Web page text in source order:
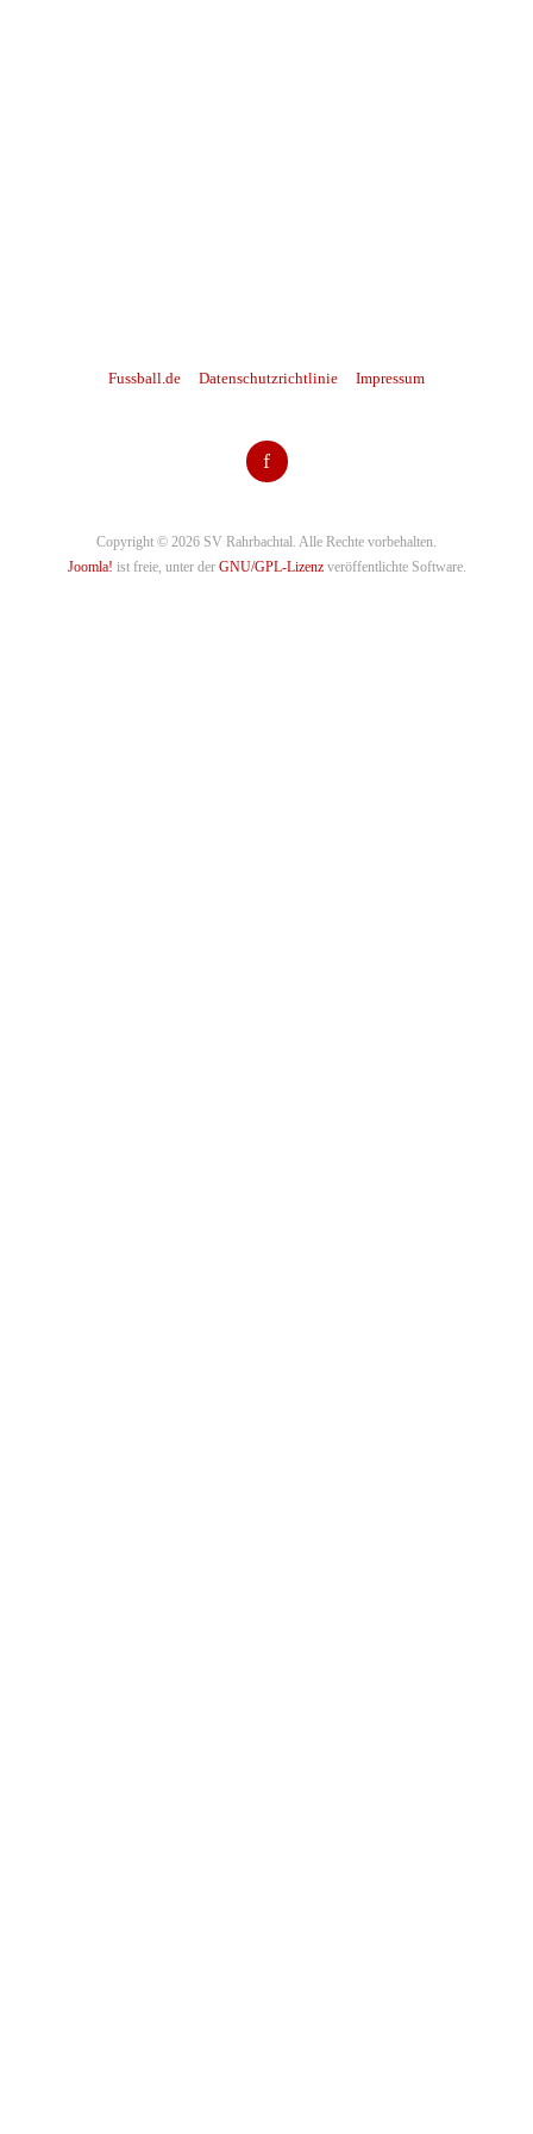
Fussball.de Datenschutzrichtlinie Impressum
f
Copyright © 2026 SV Rahrbachtal. Alle Rechte vorbehalten.
Joomla! ist freie, unter der GNU/GPL-Lizenzveröffentlichte Software.